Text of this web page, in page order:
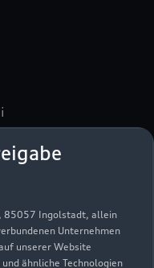
85057 Ingolstadt, allein
Unternehmen
unserer Website
ähnliche Technologien